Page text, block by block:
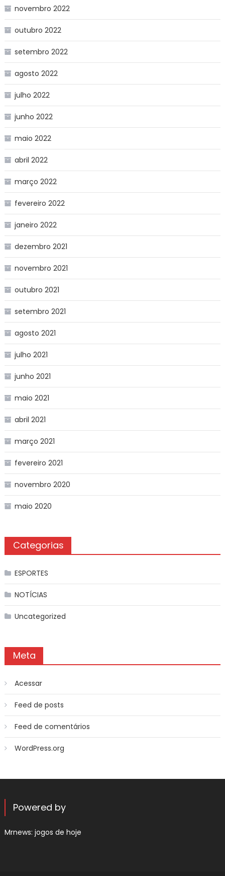
novembro 2022
outubro 2022
setembro 2022
agosto 2022
julho 2022
junho 2022
maio 2022
abril 2022
março 2022
fevereiro 2022
janeiro 2022
dezembro 2021
novembro 2021
outubro 2021
setembro 2021
agosto 2021
julho 2021
junho 2021
maio 2021
abril 2021
março 2021
fevereiro 2021
novembro 2020
maio 2020
Categorias
ESPORTES
NOTÍCIAS
Uncategorized
Meta
Acessar
Feed de posts
Feed de comentários
WordPress.org
Powered by
Mrnews: jogos de hoje